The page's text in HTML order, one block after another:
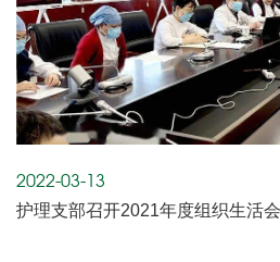
2022-03-13
护理支部召开2021年度组织生活